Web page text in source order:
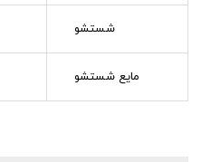
شستشو
مایع شستشو